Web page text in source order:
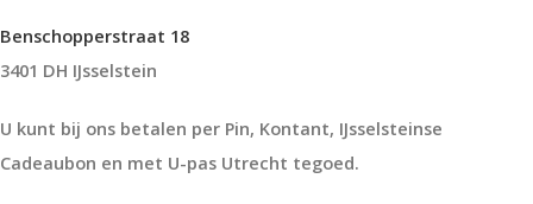
Benschopperstraat 18
3401 DH IJsselstein
U kunt bij ons betalen per Pin, Kontant, IJsselsteinse
Cadeaubon en met U-pas Utrecht tegoed.